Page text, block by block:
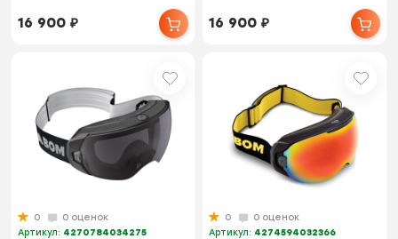
16 900₽ 16 900₽
0
0 оценок
Артикул: 4270784034275
0
0 оценок
Артикул: 4274594032366